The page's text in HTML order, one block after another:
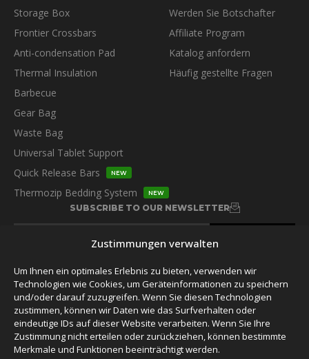
Zustimmungen verwalten
Um Ihnen ein optimales Erlebnis zu bieten, verwenden wir
Technologien wie Cookies, um Geräteinformationen zu speichern
und/oder darauf zuzugreifen. Wenn Sie diesen Technologien
zustimmen, können wir Daten wie das Surfverhalten oder
eindeutige IDs auf dieser Website verarbeiten. Wenn Sie Ihre
Zustimmung nicht erteilen oder zurückziehen, können bestimmte
Merkmale und Funktionen beeinträchtigt werden.
Storage Box
Frontier Crossbars
Anti-condensation Pad
Thermal Insulation
Barbecue
Gear Bag
Waste Bag
Universal Tablet Support
Quick Release Bars
NEW
Thermozip Bedding System NEW
Werden Sie Botschafter
Affiliate Program
Katalog anfordern
Häufig gestellte Fragen
SUBSCRIBE TO OUR NEWSLETTER
FOLLOW US